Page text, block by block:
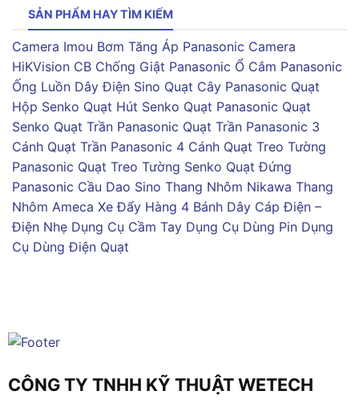
SẢN PHẨM HAY TÌM KIẾM
Camera Imou Bơm Tăng Áp Panasonic Camera
HiKVision CB Chống Giật Panasonic Ổ Cắm Panasonic
Ống Luồn Dây Điện Sino Quạt Cây Panasonic Quạt
Hộp Senko Quạt Hút Senko Quạt Panasonic Quạt
Senko Quạt Trần Panasonic Quạt Trần Panasonic 3
Cánh Quạt Trần Panasonic 4 Cánh Quạt Treo Tường
Panasonic Quạt Treo Tường Senko Quạt Đứng
Panasonic Cầu Dao Sino Thang Nhôm Nikawa Thang
Nhôm Ameca Xe Đẩy Hàng 4 Bánh Dây Cáp Điện –
Điện Nhẹ Dụng Cụ Cầm Tay Dụng Cụ Dùng Pin Dụng
Cụ Dùng Điện Quạt
CÔNG TY TNHH KỸ THUẬT WETECH